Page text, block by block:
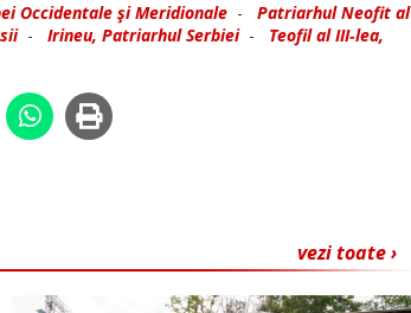
Occidentale şi Meridionale - Patriarhul Neofit al
- Irineu, Patriarhul Serbiei- Teofil al III‑lea,
vezi toate ›